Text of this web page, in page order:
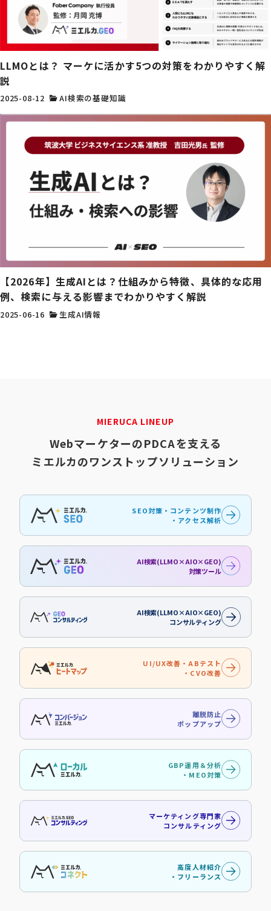
LLMOとは？ マーケに活かす5つの対策をわかりやすく解
説
2025-08-12 AI検索の基礎知識
【2026年】生成AIとは？仕組みから特徴、具体的な応用
例、検索に与える影響までわかりやすく解説
2025-06-16 生成AI情報
MIERUCA LINEUP
WebマーケターのPDCAを支える
ミエルカのワンストップソリューション
SEO対策・コンテンツ制作
・アクセス解析
AI検索(LLMO×AIO×GEO)
対策ツール
AI検索(LLMO×AIO×GEO)
コンサルティング
UI/UX改善・ABテスト
・CVO改善
離脱防止
ポップアップ
GBP運用＆分析
・MEO対策
マーケティング専門家
コンサルティング
高度人材紹介
・フリーランス